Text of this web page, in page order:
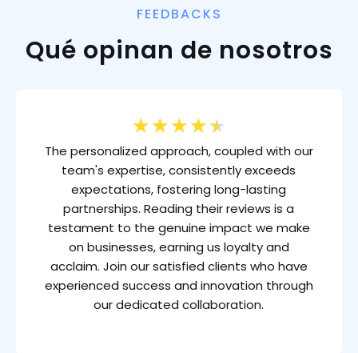
FEEDBACKS
Qué opinan de nosotros
★ ★ ★ ★ ★
The personalized approach, coupled with our
team's expertise, consistently exceeds
expectations, fostering long-lasting
partnerships. Reading their reviews is a
testament to the genuine impact we make
on businesses, earning us loyalty and
acclaim. Join our satisfied clients who have
experienced success and innovation through
our dedicated collaboration.